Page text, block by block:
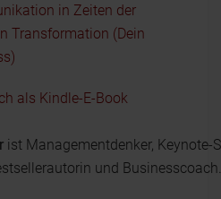
in Zeiten der
Transformation (Dein
als Kindle-E-Book
ist Managementdenker, Keynote-
und Businesscoach.